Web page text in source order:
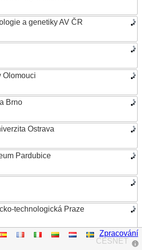
a genetiky AV ČR
Olomouci
Brno
Ostrava
Pardubice
technologická Praze
v Praze
CESNET
Zpracování